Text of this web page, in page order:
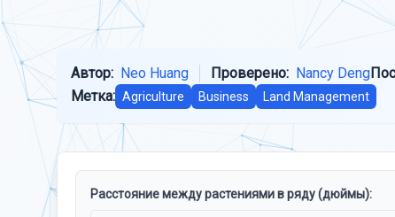
Автор: Neo Huang Проверено: Nancy Deng
Метка: Agriculture Business Land Management
Расстояние между растениями в ряду (дюймы):